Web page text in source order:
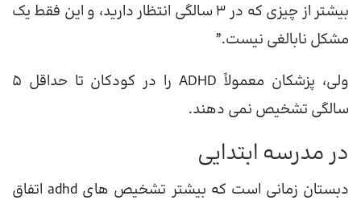
بیشتر از چیزی که در 3 سالگی انتظار دارید، و این فقط یک
مشکل نابالغی نیست.”
ولی، پزشکان معمولاً ADHD را در کودکان تا حداقل 5
سالگی تشخیص نمی دهند.
در مدرسه ابتدایی
دبستان زمانی است که بیشتر تشخیص های adhd اتفاق